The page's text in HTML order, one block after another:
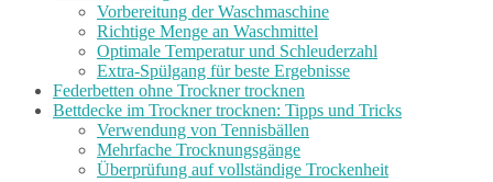
Vorbereitung der Waschmaschine
Richtige Menge an Waschmittel
Optimale Temperatur und Schleuderzahl
Extra-Spülgang für beste Ergebnisse
Federbetten ohne Trockner trocknen
Bettdecke im Trockner trocknen: Tipps und Tricks
Verwendung von Tennisbällen
Mehrfache Trocknungsgänge
Überprüfung auf vollständige Trockenheit